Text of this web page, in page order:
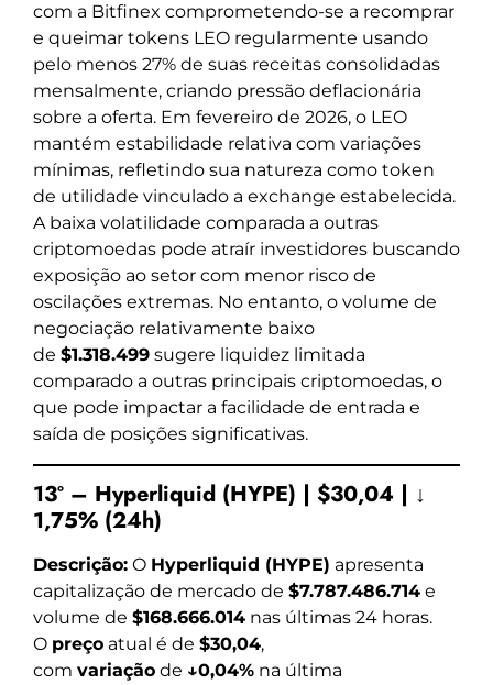
com a Bitfinex comprometendo-se a recomprar
e queimar tokens LEO regularmente usando
pelo menos 27% de suas receitas consolidadas
mensalmente, criando pressão deflacionária
sobre a oferta. Em fevereiro de 2026, o LEO
mantém estabilidade relativa com variações
mínimas, refletindo sua natureza como token
de utilidade vinculado a exchange estabelecida.
A baixa volatilidade comparada a outras
criptomoedas pode atraír investidores buscando
exposição ao setor com menor risco de
oscilações extremas. No entanto, o volume de
negociação relativamente baixo
de $1.318.499 sugere liquidez limitada
comparado a outras principais criptomoedas, o
que pode impactar a facilidade de entrada e
saída de posições significativas.
13º – Hyperliquid (HYPE) | $30,04 | ↓
1,75% (24h)
Descrição: O Hyperliquid (HYPE) apresenta
capitalização de mercado de $7.787.486.714 e
volume de $168.666.014 nas últimas 24 horas.
O preço atual é de $30,04,
com variação de ↓0,04% na última